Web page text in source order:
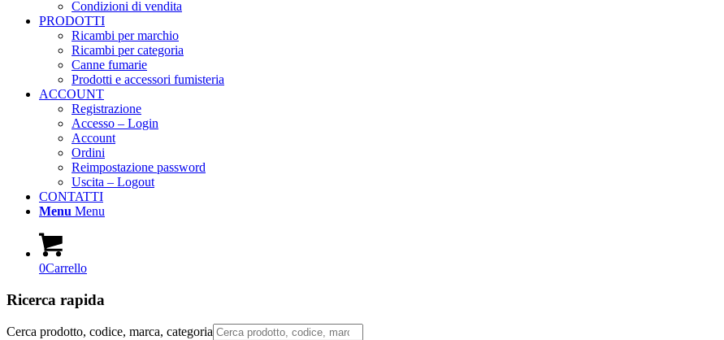
Condizioni di vendita
PRODOTTI
Ricambi per marchio
Ricambi per categoria
Canne fumarie
Prodotti e accessori fumisteria
ACCOUNT
Registrazione
Accesso – Login
Account
Ordini
Reimpostazione password
Uscita – Logout
CONTATTI
Menu Menu
0Carrello
Ricerca rapida
Cerca prodotto, codice, marca, categoria